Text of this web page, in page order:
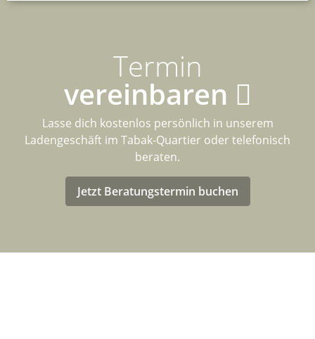
Termin
vereinbaren
Lasse dich kostenlos persönlich in unserem
Ladengeschäft im Tabak-Quartier oder telefonisch
beraten.
Jetzt Beratungstermin buchen